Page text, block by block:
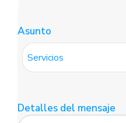
Asunto
Detalles del mensaje